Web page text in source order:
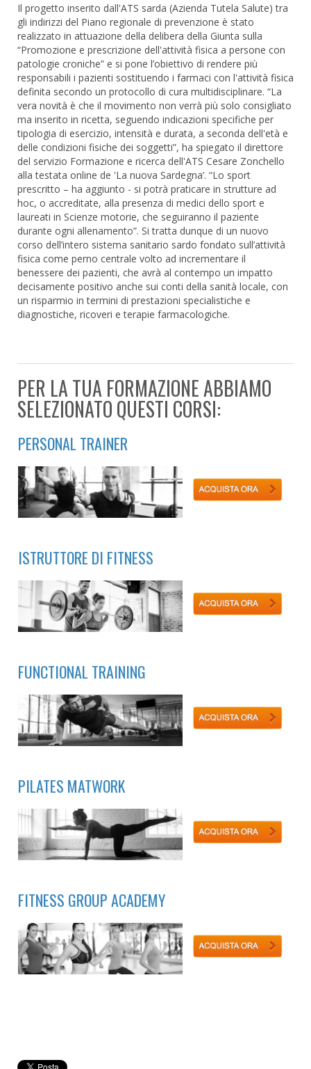
Il progetto inserito dall'ATS sarda (Azienda Tutela Salute) tra
gli indirizzi del Piano regionale di prevenzione è stato
realizzato in attuazione della delibera della Giunta sulla
“Promozione e prescrizione dell'attività fisica a persone con
patologie croniche” e si pone l’obiettivo di rendere più
responsabili i pazienti sostituendo i farmaci con l'attività fisica
definita secondo un protocollo di cura multidisciplinare. “La
vera novità è che il movimento non verrà più solo consigliato
ma inserito in ricetta, seguendo indicazioni specifiche per
tipologia di esercizio, intensità e durata, a seconda dell'età e
delle condizioni fisiche dei soggetti”, ha spiegato il direttore
del servizio Formazione e ricerca dell'ATS Cesare Zonchello
alla testata online de 'La nuova Sardegna’. “Lo sport
prescritto – ha aggiunto - si potrà praticare in strutture ad
hoc, o accreditate, alla presenza di medici dello sport e
laureati in Scienze motorie, che seguiranno il paziente
durante ogni allenamento”. Si tratta dunque di un nuovo
corso dell’intero sistema sanitario sardo fondato sull’attività
fisica come perno centrale volto ad incrementare il
benessere dei pazienti, che avrà al contempo un impatto
decisamente positivo anche sui conti della sanità locale, con
un risparmio in termini di prestazioni specialistiche e
diagnostiche, ricoveri e terapie farmacologiche.
PER LA TUA FORMAZIONE ABBIAMO
SELEZIONATO QUESTI CORSI:
PERSONAL TRAINER
ISTRUTTORE DI FITNESS
FUNCTIONAL TRAINING
PILATES MATWORK
FITNESS GROUP ACADEMY